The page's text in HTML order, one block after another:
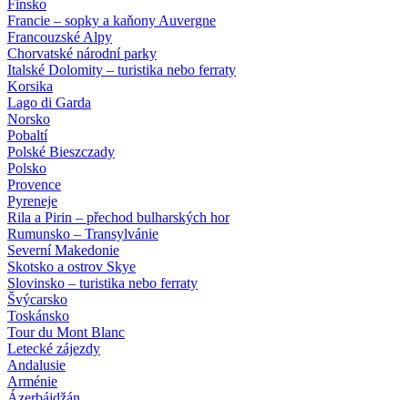
Finsko
Francie – sopky a kaňony Auvergne
Francouzské Alpy
Chorvatské národní parky
Italské Dolomity – turistika nebo ferraty
Korsika
Lago di Garda
Norsko
Pobaltí
Polské Bieszczady
Polsko
Provence
Pyreneje
Rila a Pirin – přechod bulharských hor
Rumunsko – Transylvánie
Severní Makedonie
Skotsko a ostrov Skye
Slovinsko – turistika nebo ferraty
Švýcarsko
Toskánsko
Tour du Mont Blanc
Letecké zájezdy
Andalusie
Arménie